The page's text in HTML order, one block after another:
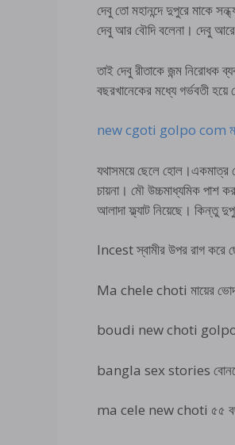
দেবু তো মহানন্দে দুপুরে মাকে
দেবু আর বৌদি বলেনা। দেবু
তাই দেবু রীতাকে জন্ম নিরোধক
বছরখানেকের মধ্যে গর্ভবতী হয়ে
new cgoti golpo com
যথাসময়ে ছেলে হোল।একমাত্র
চায়না। মৌ উচ্চমাধ্যমিক পাশ
আলাদা ফ্ল্যাট নিয়েছে। কিন্তু
Incest স্বামীর উপর রাগ করে
Ma chele choti মায়ের
boudi new choti golpo
bangla sex stories বোনকে
ma cele new choti ৫৫